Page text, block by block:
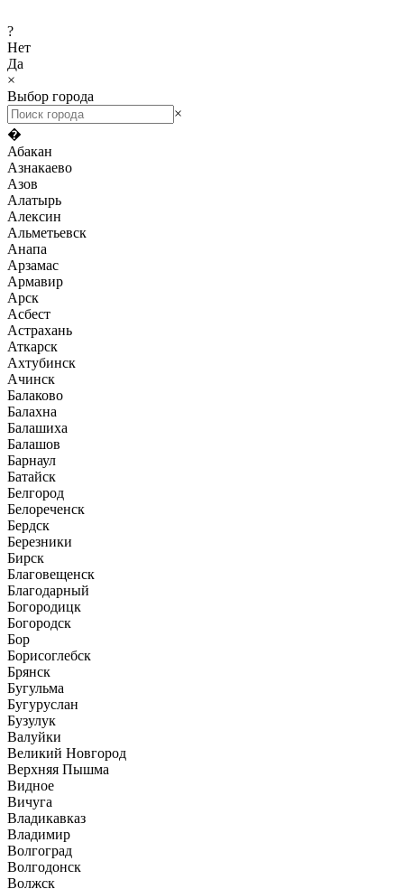
?
Нет
Да
×
Выбор города
×
�
Абакан
Азнакаево
Азов
Алатырь
Алексин
Альметьевск
Анапа
Арзамас
Армавир
Арск
Асбест
Астрахань
Аткарск
Ахтубинск
Ачинск
Балаково
Балахна
Балашиха
Балашов
Барнаул
Батайск
Белгород
Белореченск
Бердск
Березники
Бирск
Благовещенск
Благодарный
Богородицк
Богородск
Бор
Борисоглебск
Брянск
Бугульма
Бугуруслан
Бузулук
Валуйки
Великий Новгород
Верхняя Пышма
Видное
Вичуга
Владикавказ
Владимир
Волгоград
Волгодонск
Волжск